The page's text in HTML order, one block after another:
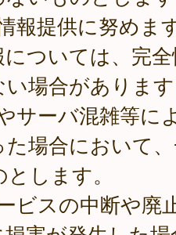
提供に努めま
ついては、完
場合がありま
ーバ混雑等に
場合において
します。
スの中断や廃